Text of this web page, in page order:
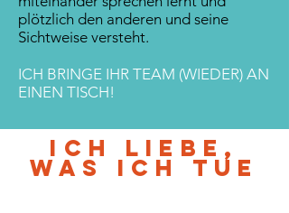
plötzlich den anderen und seine
Sichtweise versteht.
ICH BRINGE IHR TEAM (WIEDER) AN
EINEN TISCH!
ICH LIEBE,
WAS ICH TUE